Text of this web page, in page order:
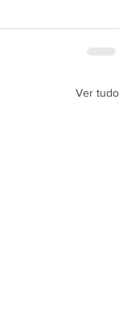
Ver tudo